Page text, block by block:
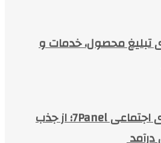
تبلیغ محصول، خدمات و
خدمات شبکه‌های اجتماعی 7Panel؛ از جذب
درآمد